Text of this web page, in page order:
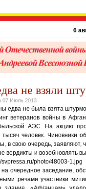
6
не взяли
07 Июль 2013
едва не была взята
ветеранов войны в
АЭС. На акцию
человек. Чиновники
в свою очередь, заявляют,
вердикты и возобновлять
очередное заседание,
речами участники